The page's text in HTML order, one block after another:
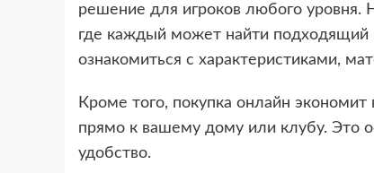
решение для игроков любого уровня.
где каждый может найти подходящий
ознакомиться с характеристиками,
Кроме того, покупка онлайн
прямо к вашему дому или клубу. Это
удобство.